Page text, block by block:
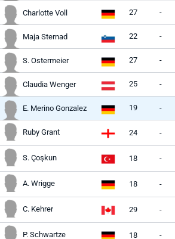
Charlotte Voll 27 -
Maja Sternad 22 -
S. Ostermeier 27 -
Claudia Wenger 25 -
E. Merino Gonzalez 19 -
Ruby Grant 24 -
S. Çoşkun 18 -
A. Wrigge 18 -
C. Kehrer 29 -
P. Schwartze 18 -